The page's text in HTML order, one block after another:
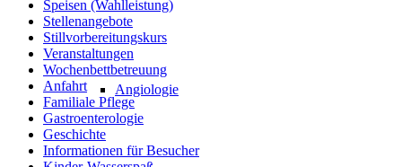
Angiologie
Speisen (Wahlleistung)
Stellenangebote
Stillvorbereitungskurs
Veranstaltungen
Wochenbettbetreuung
Anfahrt
Familiale Pflege
Gastroenterologie
Geschichte
Informationen für Besucher